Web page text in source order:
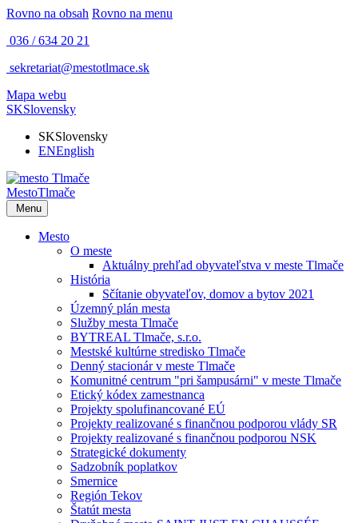
Rovno na obsah Rovno na menu
036 / 634 20 21
sekretariat@mestotlmace.sk
Mapa webu
SKSlovensky
SKSlovensky
ENEnglish
MestoTlmače
Menu
Mesto
O meste
Aktuálny prehľad obyvateľstva v meste Tlmače
História
Sčítanie obyvateľov, domov a bytov 2021
Územný plán mesta
Služby mesta Tlmače
BYTREAL Tlmače, s.r.o.
Mestské kultúrne stredisko Tlmače
Denný stacionár v meste Tlmače
Komunitné centrum "pri šampusárni" v meste Tlmače
Etický kódex zamestnanca
Projekty spolufinancované EÚ
Projekty realizované s finančnou podporou vlády SR
Projekty realizované s finančnou podporou NSK
Strategické dokumenty
Sadzobník poplatkov
Smernice
Región Tekov
Štatút mesta